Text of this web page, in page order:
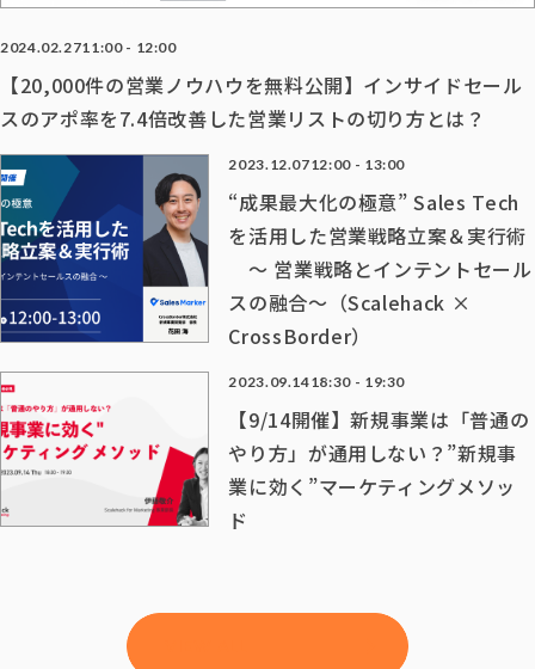
2024.02.2711:00 - 12:00
【20,000件の営業ノウハウを無料公開】インサイドセール
スのアポ率を7.4倍改善した営業リストの切り方とは？
2023.12.0712:00 - 13:00
“成果最大化の極意” Sales Tech
を活用した営業戦略立案＆実行術
〜 営業戦略とインテントセール
スの融合〜（Scalehack ×
CrossBorder）
2023.09.1418:30 - 19:30
【9/14開催】新規事業は「普通の
やり方」が通用しない？”新規事
業に効く”マーケティングメソッ
ド